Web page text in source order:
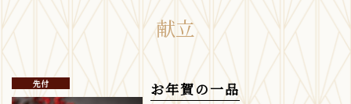
献立
先付 お年賀の一品